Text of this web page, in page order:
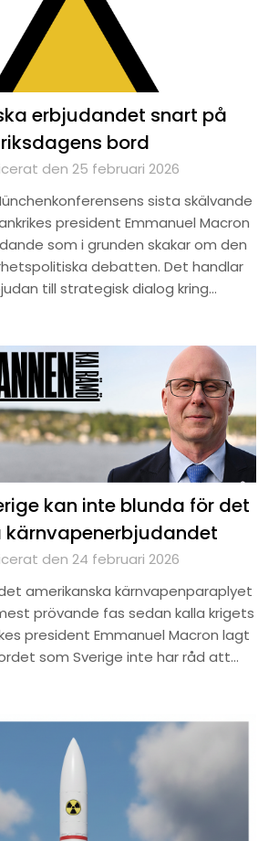
erbjudandet snart på
riksdagens bord
den 25 februari 2026
sista skälvande
president Emmanuel Macron
som i grunden skakar om den
debatten. Det handlar
till strategisk dialog kring…
kan inte blunda för det
kärnvapenerbjudandet
den 24 februari 2026
amerikanska kärnvapenparaplyet
prövande fas sedan kalla krigets
president Emmanuel Macron lagt
som Sverige inte har råd att…